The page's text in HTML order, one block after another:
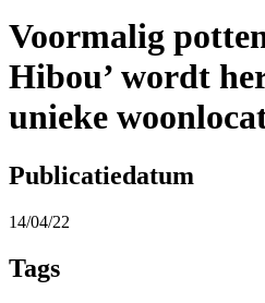
Voormalig
Hibou’ wordt
unieke
Publicatiedatum
14/04/22
Tags